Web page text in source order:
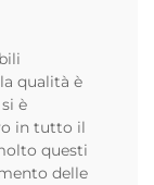
qualità è
è
in tutto il
questi
delle